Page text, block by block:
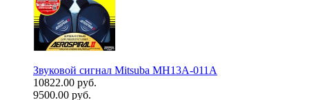
Звуковой сигнал Mitsuba MH13A-011A
10822.00 руб.
9500.00 руб.